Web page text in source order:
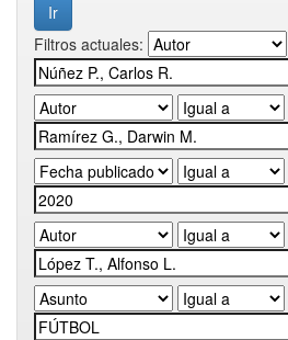
Filtros actuales: